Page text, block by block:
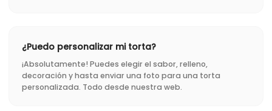
¿Puedo personalizar mi torta?
¡Absolutamente! Puedes elegir el sabor, relleno,
decoración y hasta enviar una foto para una torta
personalizada. Todo desde nuestra web.